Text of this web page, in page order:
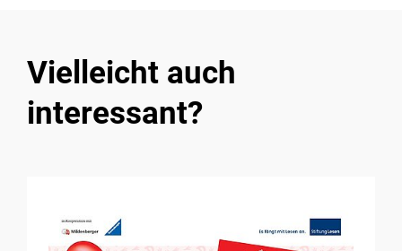
Vielleicht auch
interessant?